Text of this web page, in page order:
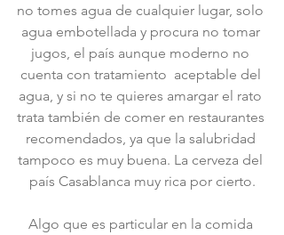
no tomes agua de cualquier lugar, solo
agua embotellada y procura no tomar
jugos, el país aunque moderno no
cuenta con tratamiento  aceptable del
agua, y si no te quieres amargar el rato
trata también de comer en restaurantes
recomendados, ya que la salubridad
tampoco es muy buena. La cerveza del
país Casablanca muy rica por cierto.
Algo que es particular en la comida